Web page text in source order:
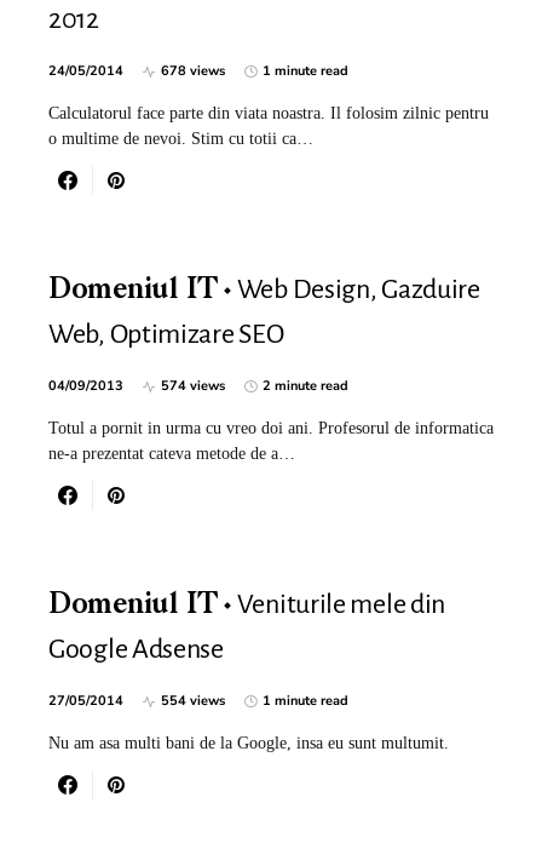
2012
24/05/2014 678 views 1 minute read
Calculatorul face parte din viata noastra. Il folosim zilnic pentru
o multime de nevoi. Stim cu totii ca…
Domeniul IT
Web Design, Gazduire
Web, Optimizare SEO
04/09/2013 574 views 2 minute read
Totul a pornit in urma cu vreo doi ani. Profesorul de informatica
ne-a prezentat cateva metode de a…
Domeniul IT
Veniturile mele din
Google Adsense
27/05/2014 554 views 1 minute read
Nu am asa multi bani de la Google, insa eu sunt multumit.